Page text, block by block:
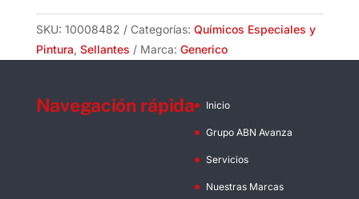
SKU: 10008482 Categorías: Químicos Especiales y
Pintura, Sellantes Marca: Generico
Navegación rápida Inicio
Grupo ABN Avanza
Servicios
Nuestras Marcas